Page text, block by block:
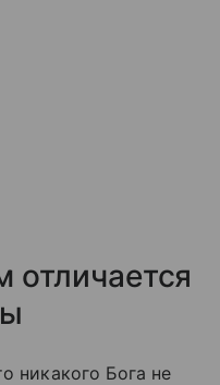
отличается
никакого Бога не